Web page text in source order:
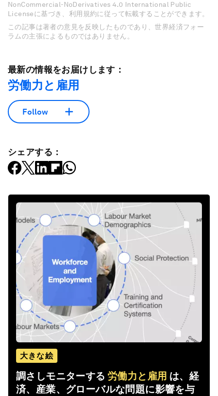
NonCommercial-NoDerivatives 4.0 International Public
Licenseに基づき、利用規約に従って転載することができます。
この記事は著者の意見を反映したものであり、世界経済フォー
ラムの主張によるものではありません。
最新の情報をお届けします：
労働力と雇用
Follow
シェアする：
大きな絵
調さしモニターする 労働力と雇用 は、経
済、産業、グローバルな問題に影響を与